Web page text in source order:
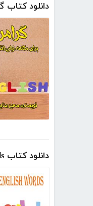
دانلود کتاب
دانلود کتاب 2500English Words